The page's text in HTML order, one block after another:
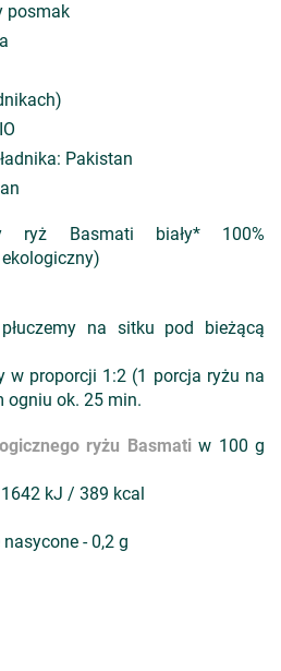
posmak
Pakistan
ryż Basmati biały* 100%
na sitku pod bieżącą
w proporcji 1:2 (1 porcja ryżu na
ogniu ok. 25 min.
ryżu Basmatiw 100 g
kJ / 389 kcal
- 0,2 g